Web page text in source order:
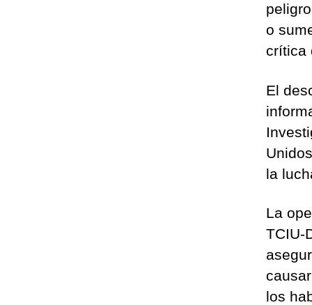
o
crítica
El
la
La
TCIU-
los